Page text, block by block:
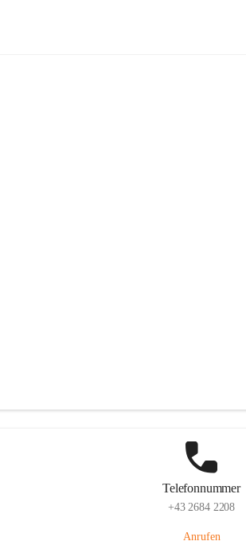
Telefonnummer
+43 2684 2208
Anrufen